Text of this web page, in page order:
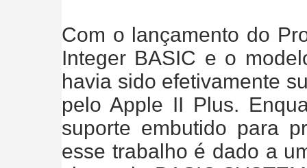
Com o lançamento do
Integer BASIC e o
havia sido efetivamente
pelo Apple II Plus.
suporte embutido para
esse trabalho é dado a